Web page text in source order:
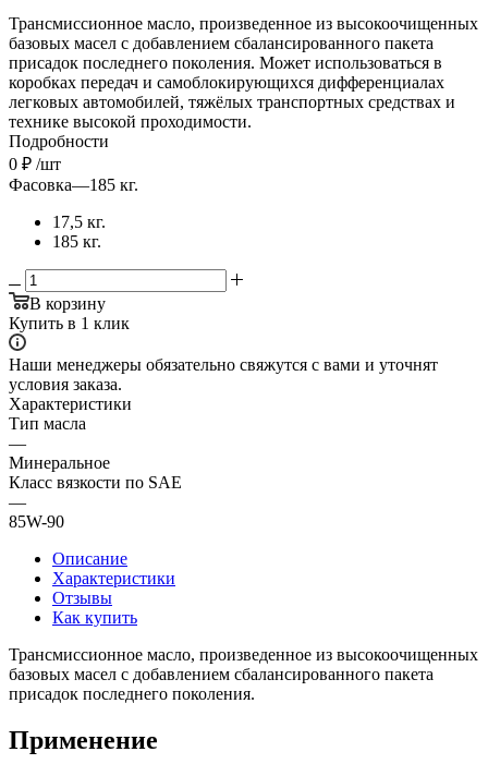
Трансмиссионное масло, произведенное из высокоочищенных
базовых масел с добавлением сбалансированного пакета
присадок последнего поколения. Может использоваться в
коробках передач и самоблокирующихся дифференциалах
легковых автомобилей, тяжёлых транспортных средствах и
технике высокой проходимости.
Подробности
0 ₽ /шт
Фасовка—185 кг.
17,5 кг.
185 кг.
В корзину
Купить в 1 клик
Наши менеджеры обязательно свяжутся с вами и уточнят
условия заказа.
Характеристики
Тип масла
—
Минеральное
Класс вязкости по SAE
—
85W-90
Описание
Характеристики
Отзывы
Как купить
Трансмиссионное масло, произведенное из высокоочищенных
базовых масел с добавлением сбалансированного пакета
присадок последнего поколения.
Применение